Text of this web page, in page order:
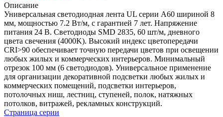
Описание
Универсальная светодиодная лента UL серии A60 шириной 8
мм, мощностью 7.2 Вт/м, с гарантией 7 лет. Напряжение
питания 24 В. Светодиоды SMD 2835, 60 шт/м, дневного
цвета свечения (4000K). Высокий индекс цветопередачи
CRI>90 обеспечивает точную передачи цветов при освещении
любых жилых и коммерческих интерьеров. Минимальный
отрезок 100 мм (6 светодиодов). Универсальное применение
для организации декоративной подсветки любых жилых и
коммерческих помещений, подсветки интерьеров,
потолочных ниш, лестниц, ступеней, полок, натяжных
потолков, витражей, рекламных конструкций.
Страница серии